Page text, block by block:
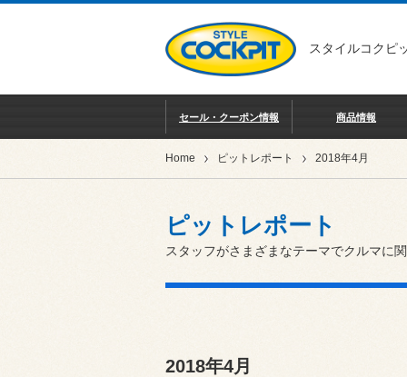
スタイルコクピ
セール・クーポン情報 商品情報
Home ピットレポート 2018年4月
ピットレポート
スタッフがさまざまなテーマでクルマに
2018年4月